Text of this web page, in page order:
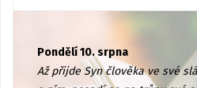
Pondělí 10. srpna
Až přijde Syn člověka ve své